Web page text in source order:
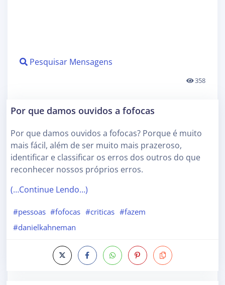
Pesquisar Mensagens
358
Por que damos ouvidos a fofocas
Por que damos ouvidos a fofocas? Porque é muito
mais fácil, além de ser muito mais prazeroso,
identificar e classificar os erros dos outros do que
reconhecer nossos próprios erros.
(…Continue Lendo…)
#pessoas #fofocas #criticas #fazem
#danielkahneman